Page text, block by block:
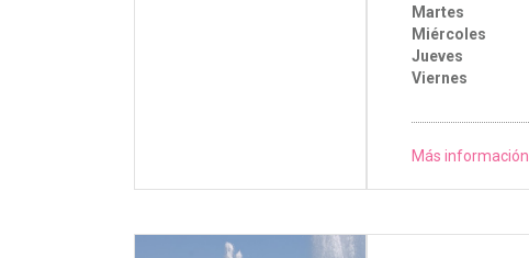
Martes
Miércoles
Jueves
Viernes
Más información